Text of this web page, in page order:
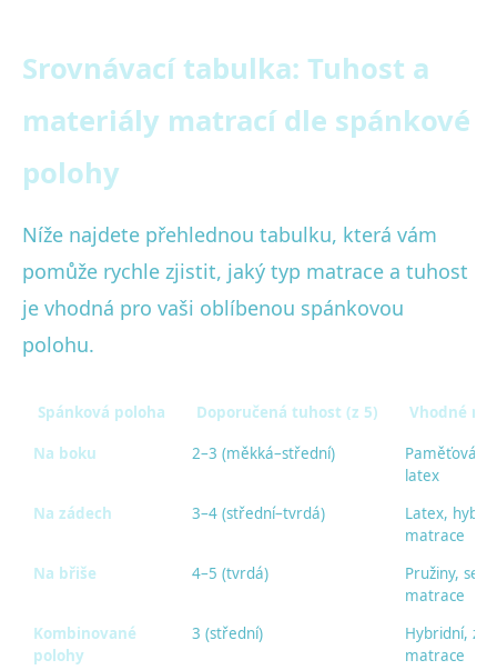
Srovnávací tabulka: Tuhost a
materiály matrací dle spánkové
polohy
Níže najdete přehlednou tabulku, která vám
pomůže rychle zjistit, jaký typ matrace a tuhost
je vhodná pro vaši oblíbenou spánkovou
polohu.
Spánková poloha Doporučená tuhost (z 5) Vhodné
Na boku 2–3 (měkká–střední)
Paměťová
latex
Na zádech
3–4 (střední–tvrdá)
Latex,
matrace
Na břiše
4–5 (tvrdá)
Pružiny,
matrace
Kombinované
polohy
3 (střední)
Hybridní,
matrace